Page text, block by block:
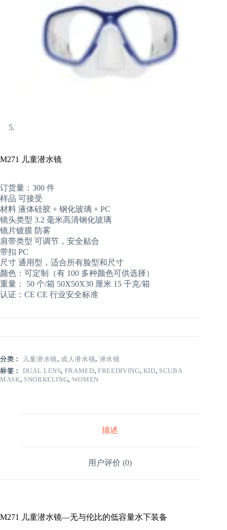
M271 儿童潜水镜
订货量：300 件
样品 可接受
材料 液体硅胶 + 钢化玻璃 + PC
镜头类型 3.2 毫米高清钢化玻璃
镜片镀膜 防雾
肩带类型 可调节，安全贴合
带扣 PC
尺寸 通用型，适合所有脸型和尺寸
颜色：可定制（有 100 多种颜色可供选择）
重量： 50 个/箱 50X50X30 厘米 15 千克/箱
认证：CE CE 行业安全标准
分类： 儿童潜水镜, 成人潜水镜, 潜水镜
标签： DUAL LENS, FRAMED, FREEDIVING, KID, SCUBA
MASK, SNORKELING, WOMEN
描述
用户评价 (0)
M271 儿童潜水镜—无与伦比的低容量水下装备